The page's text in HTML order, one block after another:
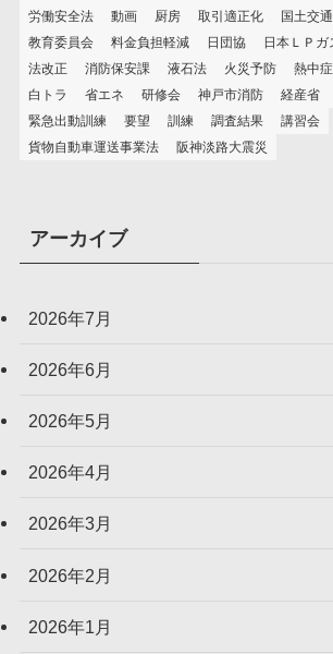
労働安全法
動画 厨房 取引適正化 国土交
教育委員会
料金負担軽減 日団協
日本ＬＰ
法改正
消防保安課 液石法 火災予防 熱中症
白トラ
省エネ 研修会 神戸市消防 経産省
緊急出動訓練
要望 訓練 調査結果
講習会
貨物自動車運送事業法
阪神淡路大震災
アーカイブ
2026年7月
2026年6月
2026年5月
2026年4月
2026年3月
2026年2月
2026年1月